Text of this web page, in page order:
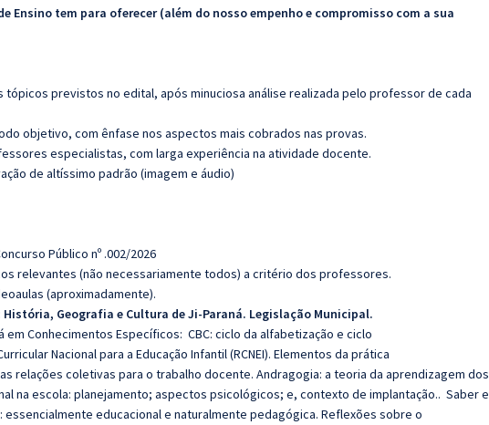
Ensino tem para oferecer (além do nosso empenho e compromisso com a sua
tópicos previstos no edital, após minuciosa análise realizada pelo professor de cada
objetivo, com ênfase nos aspectos mais cobrados nas provas.
especialistas, com larga experiência na atividade docente.
de altíssimo padrão (imagem e áudio)
Público nº .002/2026
relevantes (não necessariamente todos) a critério dos professores.
(aproximadamente).
História, Geografia e Cultura de Ji-Paraná. Legislação Municipal.
em Conhecimentos Específicos: CBC: ciclo da alfabetização e ciclo
Nacional para a Educação Infantil (RCNEI). Elementos da prática
relações coletivas para o trabalho docente. Andragogia: a teoria da aprendizagem dos
na escola: planejamento; aspectos psicológicos; e, contexto de implantação.. Saber e
educacional e naturalmente pedagógica. Reflexões sobre o